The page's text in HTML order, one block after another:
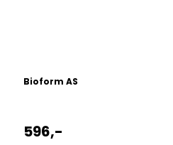
Bioform AS
596,-